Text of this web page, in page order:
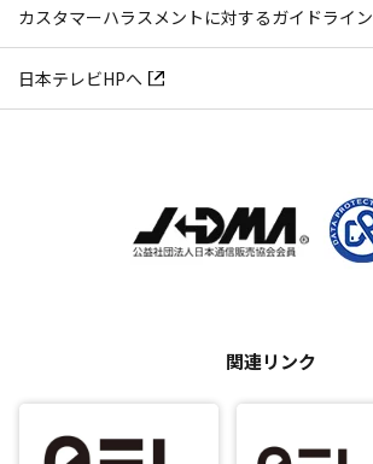
カスタマーハラスメントに対するガイドライン
日本テレビHPへ
関連リンク